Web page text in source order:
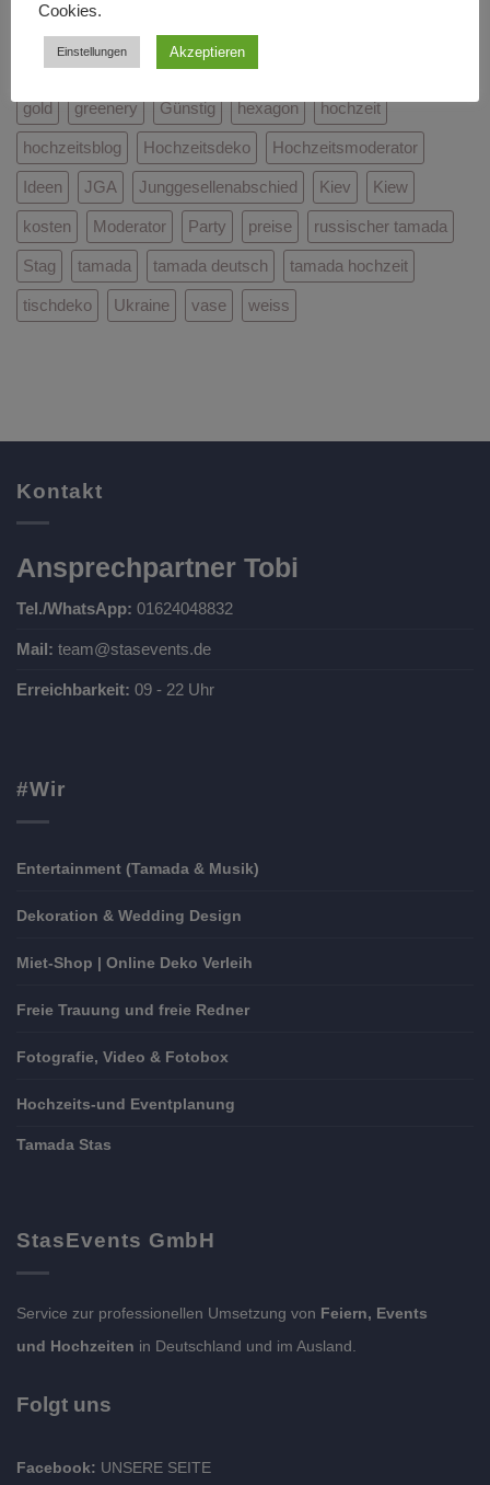
deutscher tamada dj elegant
gold greenery Günstig hexagon hochzeit
hochzeitsblog Hochzeitsdeko Hochzeitsmoderator
Ideen JGA Junggesellenabschied Kiev Kiew
kosten Moderator Party preise russischer tamada
Stag tamada tamada deutsch tamada hochzeit
tischdeko Ukraine vase weiss
Kontakt
Ansprechpartner Tobi
Tel./WhatsApp: 01624048832
Mail: team@stasevents.de
Erreichbarkeit: 09 - 22 Uhr
#Wir
Entertainment (Tamada & Musik)
Dekoration & Wedding Design
Miet-Shop | Online Deko Verleih
Freie Trauung und freie Redner
Fotografie, Video & Fotobox
Hochzeits-und Eventplanung
Tamada Stas
StasEvents GmbH
Service zur professionellen Umsetzung von Feiern, Events
und Hochzeiten in Deutschland und im Ausland.
Folgt uns
Facebook: UNSERE SEITE
Cookies.
Einstellungen Akzeptieren